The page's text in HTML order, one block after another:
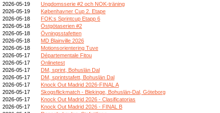
2026-05-19
Ungdomsserie #2 och NOK-träning
2026-05-19
Københavner Cup 2. Etape
2026-05-18
FOK:s Sprintcup Etapp 6
2026-05-18
Östgötaserien #2
2026-05-18
Övningsstafetten
2026-05-18
MD Blainville 2026
2026-05-18
Motionsorientering Tuve
2026-05-17
Départementale Fitou
2026-05-17
Onlinetest
2026-05-17
DM, sprint, Bohuslän Dal
2026-05-17
DM, sprintstafett, Bohuslän Dal
2026-05-17
Knock Out Madrid 2026-FINAL A
2026-05-17
Skogsflickmatch - Blekinge, Bohuslän-Dal, Göteborg
2026-05-17
Knock Out Madrid 2026 - Clasificatorias
2026-05-17
Knock Out Madrid 2026 - FINAL B